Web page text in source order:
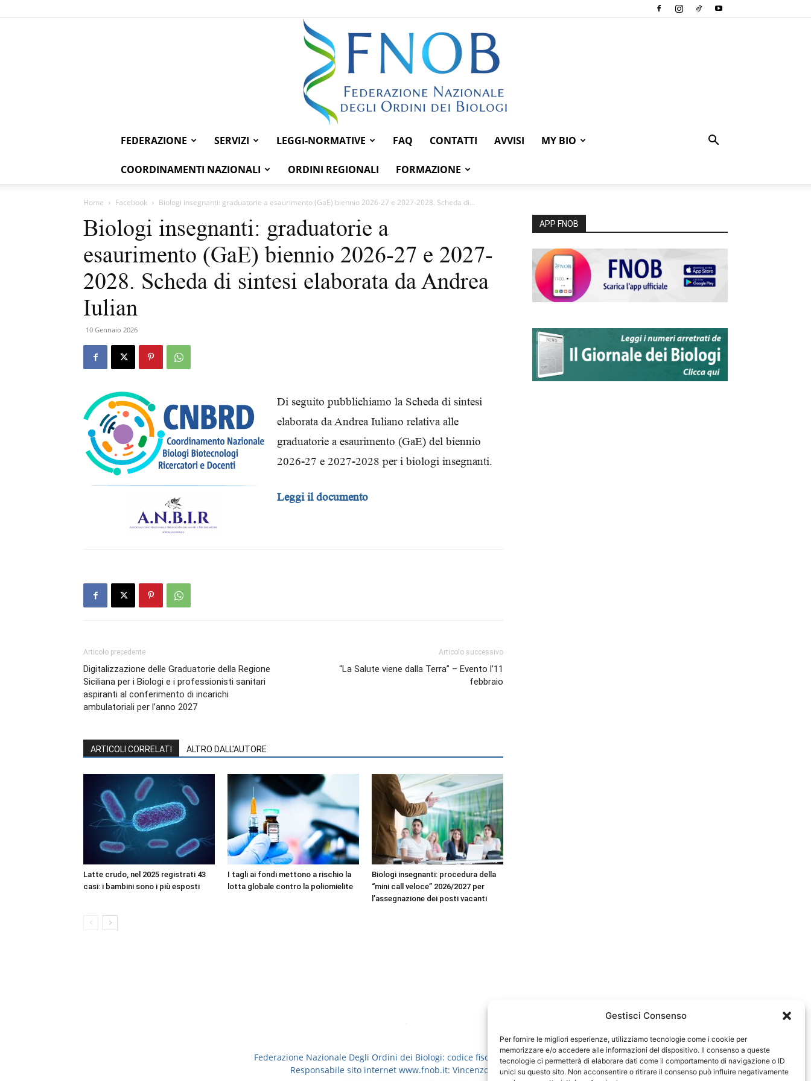
Gestisci Consenso
Per fornire le migliori esperienze, utilizziamo tecnologie come i cookie per
memorizzare e/o accedere alle informazioni del dispositivo. Il consenso a queste
tecnologie ci permetterà di elaborare dati come il comportamento di navigazione o ID
unici su questo sito. Non acconsentire o ritirare il consenso può influire negativamente
Federazione
Ordini
FEDERAZIONE SERVIZI LEGGI-NORMATIVE FAQ CONTATTI AVVISI MY BIO
COORDINAMENTI NAZIONALI ORDINI REGIONALI FORMAZIONE
Home Facebook Biologi insegnanti: graduatorie a esaurimento (GaE) biennio 2026-27 e 2027-2028. Scheda di...
Biologi insegnanti: graduatorie a
esaurimento (GaE) biennio 2026-27 e 2027-
2028. Scheda di sintesi elaborata da Andrea
Iulian
10 Gennaio 2026
Di seguito pubblichiamo la Scheda di sintesi
elaborata da Andrea Iuliano relativa alle
graduatorie a esaurimento (GaE) del biennio
2026-27 e 2027-2028 per i biologi insegnanti.
Leggi il documento
Articolo precedente
Digitalizzazione delle Graduatorie della Regione
Siciliana per i Biologi e i professionisti sanitari
aspiranti al conferimento di incarichi
ambulatoriali per l’anno 2027
Articolo successivo
“La Salute viene dalla Terra” – Evento l’11
febbraio
ARTICOLI CORRELATI ALTRO DALL'AUTORE
Latte crudo, nel 2025 registrati 43
casi: i bambini sono i più esposti
I tagli ai fondi mettono a rischio la
lotta globale contro la poliomielite
Biologi insegnanti: procedura della
“mini call veloce” 2026/2027 per
l’assegnazione dei posti vacanti
APP FNOB
Federazione Nazionale Degli Ordini dei Biologi: codice fiscale 80069130583
Responsabile sito internet www.fnob.it: Vincenzo D'Anna